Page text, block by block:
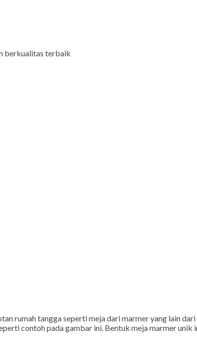
berkualitas terbaik
rumah tangga seperti meja dari marmer yang lain
contoh pada gambar ini. Bentuk meja marmer unik